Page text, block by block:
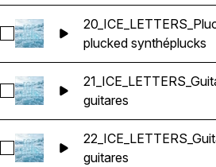
Sélectionnez
plucked synthéplucks
Sélectionnez
guitares
Sélectionnez
guitares